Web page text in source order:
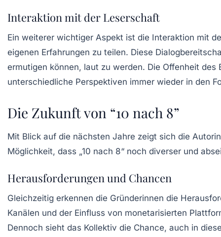
Interaktion mit der Leserschaft
Ein weiterer wichtiger Aspekt ist die Interaktion mit
eigenen Erfahrungen zu teilen. Diese
ermutigen können, laut zu werden. Die Offenheit
unterschiedliche Perspektiven immer wieder in den
Die Zukunft von “10 nach 8”
Mit Blick auf die nächsten Jahre zeigt sich die
Möglichkeit, dass „10 nach 8“ noch diverser und
Herausforderungen und Chancen
Gleichzeitig erkennen die Gründerinnen die
Kanälen und der Einfluss von monetarisierten
Dennoch sieht das Kollektiv die Chance, auch in